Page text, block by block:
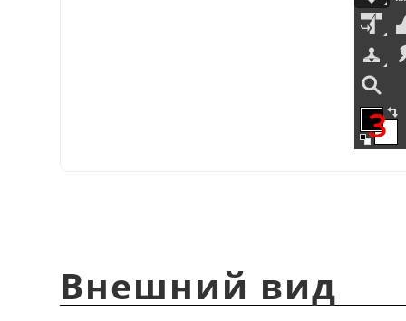
Внешний вид